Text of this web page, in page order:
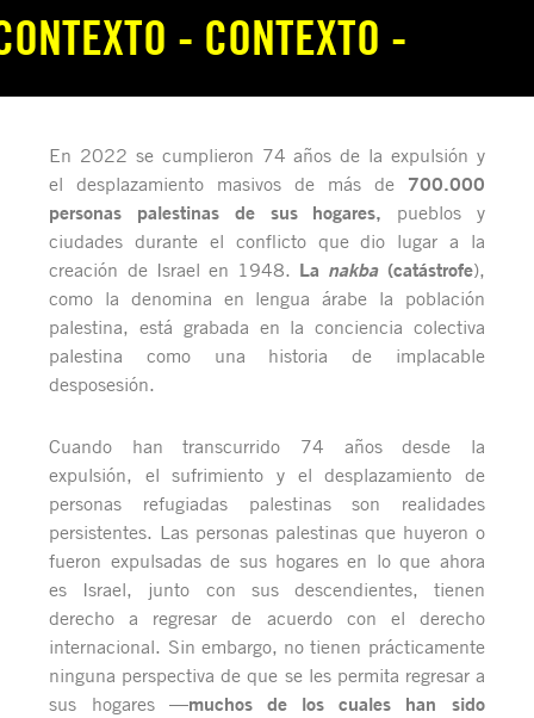
- CONTEXTO -
En 2022 se cumplieron 74 años de la expulsión y
el desplazamiento masivos de más de 700.000
personas palestinas de sus hogares, pueblos y
ciudades durante el conflicto que dio lugar a la
creación de Israel en 1948. La nakba (catástrofe),
como la denomina en lengua árabe la población
palestina, está grabada en la conciencia colectiva
palestina como una historia de implacable
desposesión.
Cuando han transcurrido 74 años desde la
expulsión, el sufrimiento y el desplazamiento de
personas refugiadas palestinas son realidades
persistentes. Las personas palestinas que huyeron o
fueron expulsadas de sus hogares en lo que ahora
es Israel, junto con sus descendientes, tienen
derecho a regresar de acuerdo con el derecho
internacional. Sin embargo, no tienen prácticamente
ninguna perspectiva de que se les permita regresar a
sus hogares —muchos de los cuales han sido